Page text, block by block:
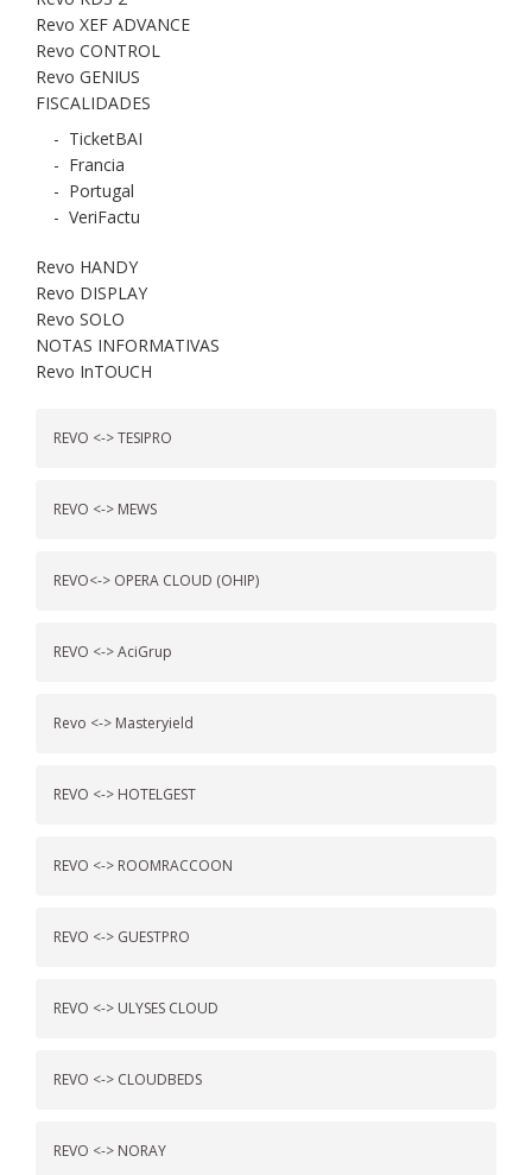
Revo XEF ADVANCE
Revo CONTROL
Revo GENIUS
FISCALIDADES
- TicketBAI
- Francia
- Portugal
- VeriFactu
Revo HANDY
Revo DISPLAY
Revo SOLO
NOTAS INFORMATIVAS
Revo InTOUCH
REVO <-> TESIPRO
REVO <-> MEWS
REVO<-> OPERA CLOUD (OHIP)
REVO <-> AciGrup
Revo <-> Masteryield
REVO <-> HOTELGEST
REVO <-> ROOMRACCOON
REVO <-> GUESTPRO
REVO <-> ULYSES CLOUD
REVO <-> CLOUDBEDS
REVO <-> NORAY